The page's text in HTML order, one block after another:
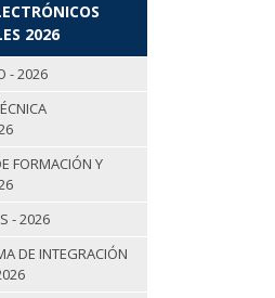
2026
- 2026
FORMACIÓN Y
- 2026
DE INTEGRACIÓN